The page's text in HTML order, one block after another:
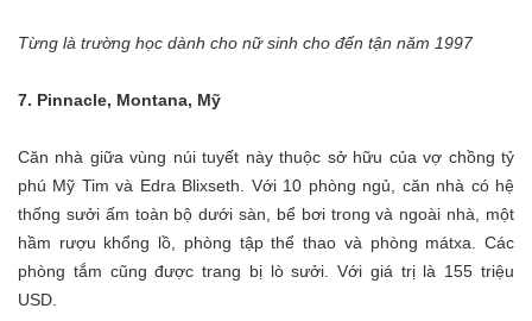
Từng là trường học dành cho nữ sinh cho đến tận năm 1997
7. Pinnacle, Montana, Mỹ
Căn nhà giữa vùng núi tuyết này thuộc sở hữu của vợ chồng tỷ
phú Mỹ Tim và Edra Blixseth. Với 10 phòng ngủ, căn nhà có hệ
thống sưởi ấm toàn bộ dưới sàn, bể bơi trong và ngoài nhà, một
hầm rượu khổng lồ, phòng tập thể thao và phòng mátxa. Các
phòng tắm cũng được trang bị lò sưởi. Với giá trị là 155 triệu
USD.